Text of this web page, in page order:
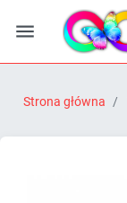

Strona główna